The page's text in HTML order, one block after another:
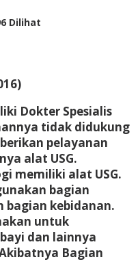
Dilihat
Dokter Spesialis
tidak didukung
pelayanan
alat USG.
memiliki alat USG.
bagian
kebidanan.
untuk
dan lainnya
Bagian